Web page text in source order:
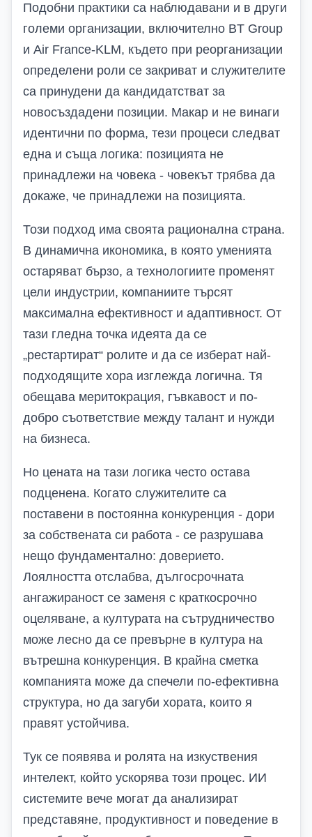
Подобни практики са наблюдавани и в други
големи организации, включително BT Group
и Air France-KLM, където при реорганизации
определени роли се закриват и служителите
са принудени да кандидатстват за
новосъздадени позиции. Макар и не винаги
идентични по форма, тези процеси следват
една и съща логика: позицията не
принадлежи на човека - човекът трябва да
докаже, че принадлежи на позицията.
Този подход има своята рационална страна.
В динамична икономика, в която уменията
остаряват бързо, а технологиите променят
цели индустрии, компаниите търсят
максимална ефективност и адаптивност. От
тази гледна точка идеята да се
„рестартират“ ролите и да се изберат най-
подходящите хора изглежда логична. Тя
обещава меритокрация, гъвкавост и по-
добро съответствие между талант и нужди
на бизнеса.
Но цената на тази логика често остава
подценена. Когато служителите са
поставени в постоянна конкуренция - дори
за собствената си работа - се разрушава
нещо фундаментално: доверието.
Лоялността отслабва, дългосрочната
ангажираност се заменя с краткосрочно
оцеляване, а културата на сътрудничество
може лесно да се превърне в култура на
вътрешна конкуренция. В крайна сметка
компанията може да спечели по-ефективна
структура, но да загуби хората, които я
правят устойчива.
Тук се появява и ролята на изкуствения
интелект, който ускорява този процес. ИИ
системите вече могат да анализират
представяне, продуктивност и поведение в